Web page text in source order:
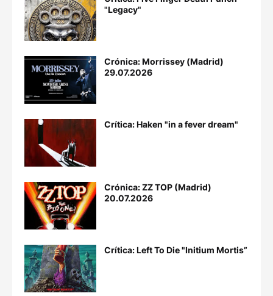
"Legacy"
Crónica: Morrissey (Madrid)
29.07.2026
Crítica: Haken "in a fever dream"
Crónica: ZZ TOP (Madrid)
20.07.2026
Crítica: Left To Die "Initium Mortis”